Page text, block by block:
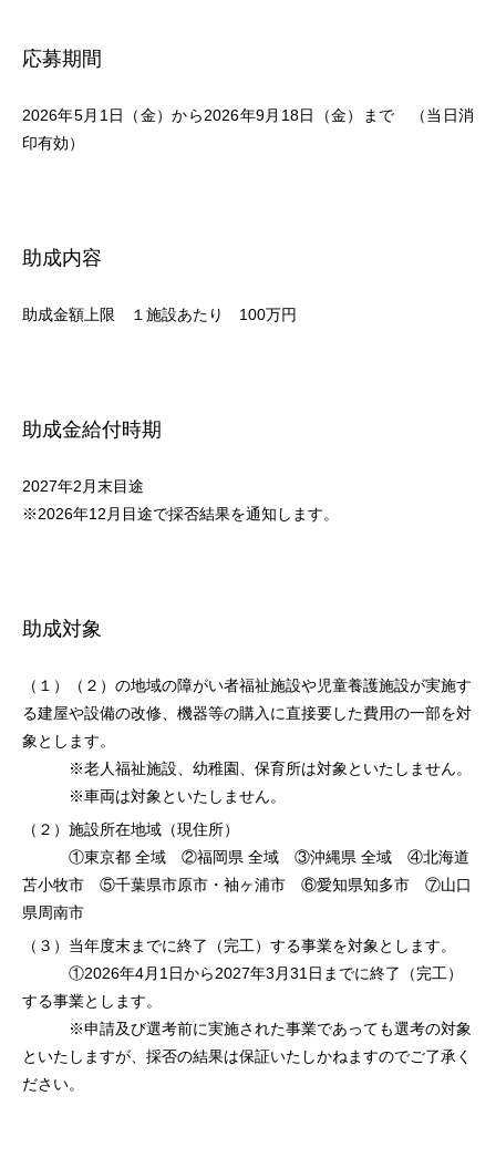
応募期間
2026年5月1日（金）から2026年9月18日（金）まで （当日消
印有効）
助成内容
助成金額上限 １施設あたり 100万円
助成金給付時期
2027年2月末目途
※2026年12月目途で採否結果を通知します。
助成対象
（１）（２）の地域の障がい者福祉施設や児童養護施設が実施す
る建屋や設備の改修、機器等の購入に直接要した費用の一部を対
象とします。
※老人福祉施設、幼稚園、保育所は対象といたしません。
※車両は対象といたしません。
（２）施設所在地域（現住所）
①東京都 全域 ②福岡県 全域 ③沖縄県 全域 ④北海道
苫小牧市 ⑤千葉県市原市・袖ヶ浦市 ⑥愛知県知多市 ⑦山口
県周南市
（３）当年度末までに終了（完工）する事業を対象とします。
①2026年4月1日から2027年3月31日までに終了（完工）
する事業とします。
※申請及び選考前に実施された事業であっても選考の対象
といたしますが、採否の結果は保証いたしかねますのでご了承く
ださい。